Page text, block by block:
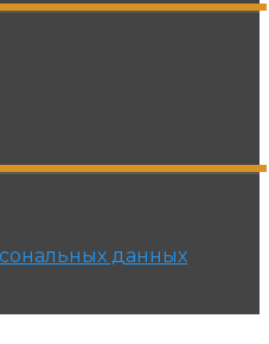
данных